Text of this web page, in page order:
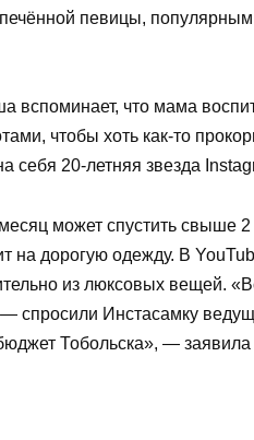
певицы, популярным
вспоминает, что мама
чтобы хоть как-то
себя 20-летняя звезда
может спустить свыше
на дорогую одежду. В
из люксовых вещей.
спросили Инстасамку
Тобольска», —